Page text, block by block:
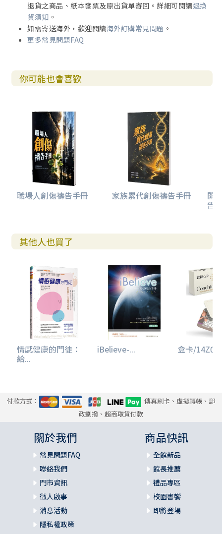
從古代以色列人到主後第一世紀的門徒，再到和聖本篤一樣
的早期基督徒領袖，這些人都發現，藉著每天的日課來暫停
腳步並親近神，能幫助人更容易持續地覺察神的同在。
我已操練日課近十五年，事實證明日課的確有這樣的功效。
融入每天的活動，讓我深深意識到神的同在。在這些時刻，
我會提醒自己，所有的時間都是神的時間，沒有所謂屬神時
如何使用這本書？
《擁抱內在情感的40 日練習》為你與神親近的時間打造了一
個有彈性的架構，你可以按著自身的需求與生命季節加以調
整。神建造每個人的方式都不一樣，對這個人有效的方式，
對另一個人未必有效；過去對你有幫助的方法，現在可能就
行不通了。操練的根基是恩典，而不是律法主義。
這本書的資料，將帶領你完成為期四十天的祈禱日課。我將
y）和《情感健康的靈性課程》（Emotionally Healthy Spi
rituality Course，暫譯，包括一張DVD和一本學生本），讓
不能做什麼。」（約十五5）本書的最後一頁有一張清單，方
便你追蹤進度。每次完成之後，就在上面打勾，最後還可以
上emotionallyhealthy.org網站領取畢業證書。
每天有兩個日課，一個在上午或中午，一個在中午或晚上。
舉例而言，你可以早上起床做一個，中午再做一個，或是中
午做一個，睡前再做一個。怎麼安排，由你自己決定。時間
長短並不重要，重要的是專注於神，而不是你花了多少時間
親近神。停下腳步親近神的時間，可能只有短短兩分鐘，也
每次的日課都會包含五個元素：靜默與安靜、讀聖經、讀靈
一、靜默與安靜。這是日課的基礎。我們停下所有活動，定
睛在永生神的身上。詩篇作者勉勵我們：「你當默然倚靠耶
和華，耐性等候他。」（詩三十七7）、「你們要休息，要知
道我是神！」（詩四十六10）我們選擇意識到神的同在，安
有幾次中午的日課時間，我停下來祈禱的時候，發現自己花
了整段時間—有時是五分鐘，有時是二十分鐘—集中我的注意
力，好讓自己能夠放下令人緊張和分心的事，開始安息在神
退貨之商品、紙本發票及原出貨單寄回。詳細可閱讀退換
貨須知 。
如需寄送海外，歡迎閱讀海外訂購常見問題 。
更多常見問題FAQ
你可能也會喜歡
職場人創傷禱告手冊 家族累代創傷禱告手冊 開
告(
其他人也買了
情感健康的門徒：
給...
iBelieve-... 盒卡/
付款方式：
傳真刷卡、虛擬轉帳、郵
政劃撥、超商取貨付款
關於我們
常見問題FAQ
聯絡我們
門市資訊
徵人啟事
消息活動
隱私權政策
商品快訊
全館新品
館長推薦
禮品專區
校園書饗
即將登場